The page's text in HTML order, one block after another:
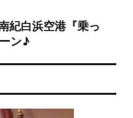
紀白浜空港『乗っ
ン♪